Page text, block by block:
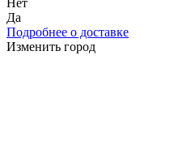
Нет
Да
Подробнее о доставке
Изменить город